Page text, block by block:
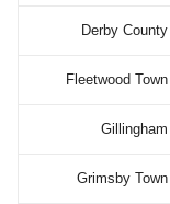
Derby County
Fleetwood Town
Gillingham
Grimsby Town